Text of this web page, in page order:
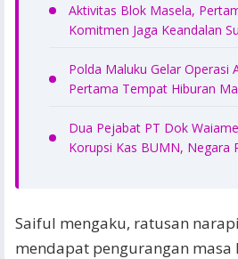
Aktivitas Blok Masela,
Komitmen Jaga Keandalan
Polda Maluku Gelar Operasi
Pertama Tempat Hiburan
Dua Pejabat PT Dok
Korupsi Kas BUMN, Negara
Saiful mengaku, ratusan
mendapat pengurangan masa